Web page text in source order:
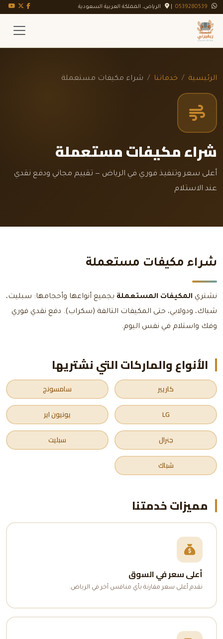
0539280539 الرياض، المملكة العربية السعودية فيسبوك
تويتر X
الرئيسية خدماتنا شراء مكيفات مستعملة
شراء مكيفات مستعملة
أعلى سعر وتنفيذ فوري في الرياض — تقييم مجاني ودفع نقدي
عند الاستلام
شراء مكيفات مستعملة
نشتري المكيفات المستعملة بجميع أنواعها وأحجامها: سبليت،
شباك، ودولابي، حتى المكيفات التالفة (سكراب). دفع نقدي فوري
وفك واستلام في نفس اليوم.
الأنواع والماركات التي نشتريها
كاريير
سامسونج
LG
يونيون اير
جنرال
سبليت
شباك
مميزات خدمتنا
أعلى سعر في السوق
نقدم أعلى سعر مقارنة بأي منافس آخر في الرياض.